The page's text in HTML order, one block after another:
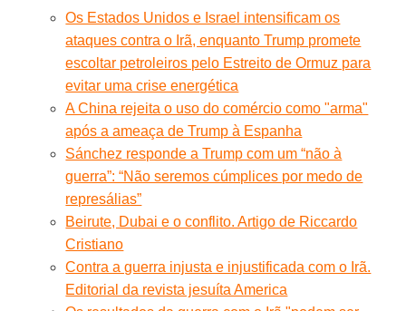
Os Estados Unidos e Israel intensificam os
ataques contra o Irã, enquanto Trump promete
escoltar petroleiros pelo Estreito de Ormuz para
evitar uma crise energética
A China rejeita o uso do comércio como "arma"
após a ameaça de Trump à Espanha
Sánchez responde a Trump com um “não à
guerra”: “Não seremos cúmplices por medo de
represálias”
Beirute, Dubai e o conflito. Artigo de Riccardo
Cristiano
Contra a guerra injusta e injustificada com o Irã.
Editorial da revista jesuíta America